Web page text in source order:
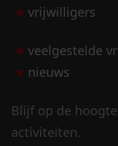
vrijwilligers
veelgestelde
nieuws
Blijf op de
activiteiten.